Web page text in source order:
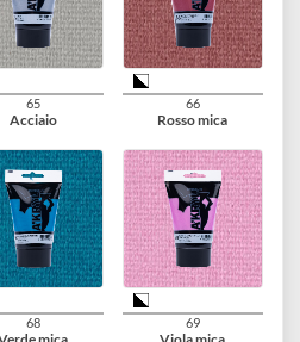
59
Oro antico
60
Rosa perla